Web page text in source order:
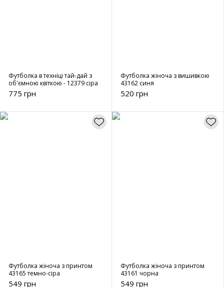
Футболка в техніці тай-дай з
об'ємною квіткою - 12379 сіра
775 грн
Футболка жіноча з вишивкою
43162 синя
520 грн
Футболка жіноча з принтом
43165 темно-сіра
549 грн
Футболка жіноча з принтом
43161 чорна
549 грн